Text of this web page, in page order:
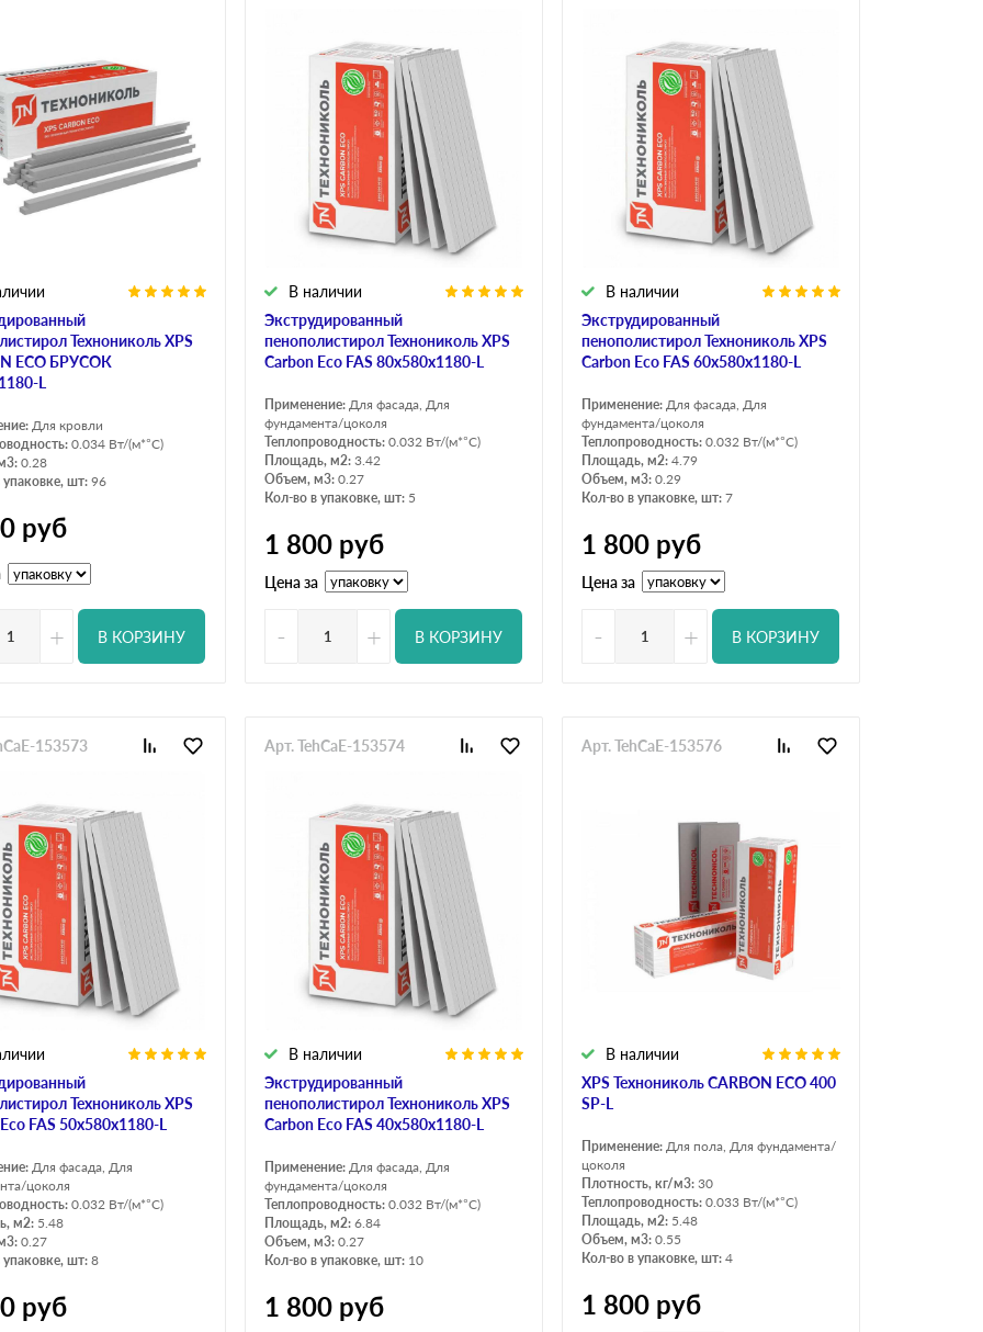
Технониколь XPS
ECO БРУСОК
L
Для кровли
0.034 Вт/(м*°C)
0.28
упаковке, шт: 96
руб
+ В КОРЗИНУ
Экструдированный
пенополистирол Технониколь XPS
Carbon Eco FAS 80х580х1180-L
В наличии
Применение: Для фасада, Для
фундамента/цоколя
Теплопроводность: 0.032 Вт/(м*°C)
Площадь, м2: 3.42
Объем, м3: 0.27
Кол-во в упаковке, шт: 5
1 800 руб
Цена за
- + В КОРЗИНУ
Экструдированный
пенополистирол Технониколь XPS
Carbon Eco FAS 60х580х1180-L
В наличии
Применение: Для фасада, Для
фундамента/цоколя
Теплопроводность: 0.032 Вт/(м*°C)
Площадь, м2: 4.79
Объем, м3: 0.29
Кол-во в упаковке, шт: 7
1 800 руб
Цена за
- + В КОРЗИНУ
Технониколь XPS
FAS 50х580х1180-L
153573
Для фасада, Для
цоколя
0.032 Вт/(м*°C)
м2: 5.48
0.27
упаковке, шт: 8
руб
Экструдированный
пенополистирол Технониколь XPS
Carbon Eco FAS 40х580х1180-L
В наличии
Арт. TehCaE-153574
Применение: Для фасада, Для
фундамента/цоколя
Теплопроводность: 0.032 Вт/(м*°C)
Площадь, м2: 6.84
Объем, м3: 0.27
Кол-во в упаковке, шт: 10
1 800 руб
XPS Технониколь CARBON ECO 400
SP-L
В наличии
Арт. TehCaE-153576
Применение: Для пола, Для фундамента/
цоколя
Плотность, кг/м3: 30
Теплопроводность: 0.033 Вт/(м*°C)
Площадь, м2: 5.48
Объем, м3: 0.55
Кол-во в упаковке, шт: 4
1 800 руб